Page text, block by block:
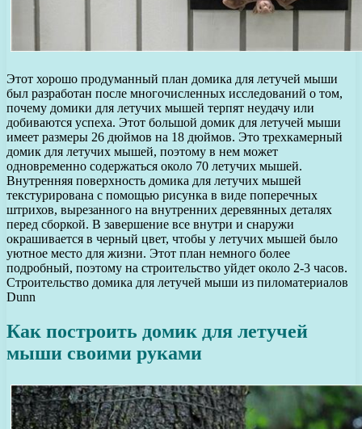
Этот хорошо продуманный план домика для летучей мыши
был разработан после многочисленных исследований о том,
почему домики для летучих мышей терпят неудачу или
добиваются успеха. Этот большой домик для летучей мыши
имеет размеры 26 дюймов на 18 дюймов. Это трехкамерный
домик для летучих мышей, поэтому в нем может
одновременно содержаться около 70 летучих мышей.
Внутренняя поверхность домика для летучих мышей
текстурирована с помощью рисунка в виде поперечных
штрихов, вырезанного на внутренних деревянных деталях
перед сборкой. В завершение все внутри и снаружи
окрашивается в черный цвет, чтобы у летучих мышей было
уютное место для жизни. Этот план немного более
подробный, поэтому на строительство уйдет около 2-3 часов.
Строительство домика для летучей мыши из пиломатериалов
Dunn
Как построить домик для летучей
мыши своими руками